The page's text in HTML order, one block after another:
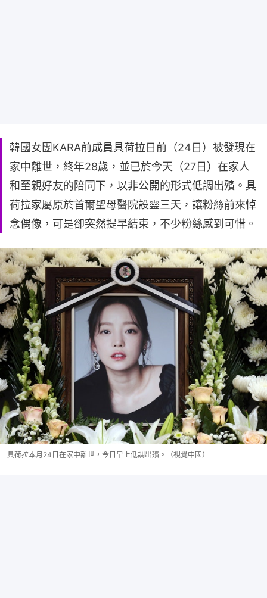
韓國女團KARA前成員具荷拉日前（24日）被發現在
家中離世，終年28歲，並已於今天（27日）在家人
和至親好友的陪同下，以非公開的形式低調出殯。具
荷拉家屬原於首爾聖母醫院設靈三天，讓粉絲前來悼
念偶像，可是卻突然提早結束，不少粉絲感到可惜。
具荷拉本月24日在家中離世，今日早上低調出殯。（視覺中國）